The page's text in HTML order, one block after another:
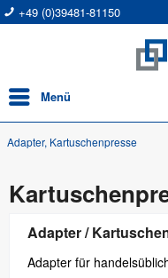
+49 (0)39481-81150
Menü
Adapter, Kartuschenpresse
Adapter /
Adapter für